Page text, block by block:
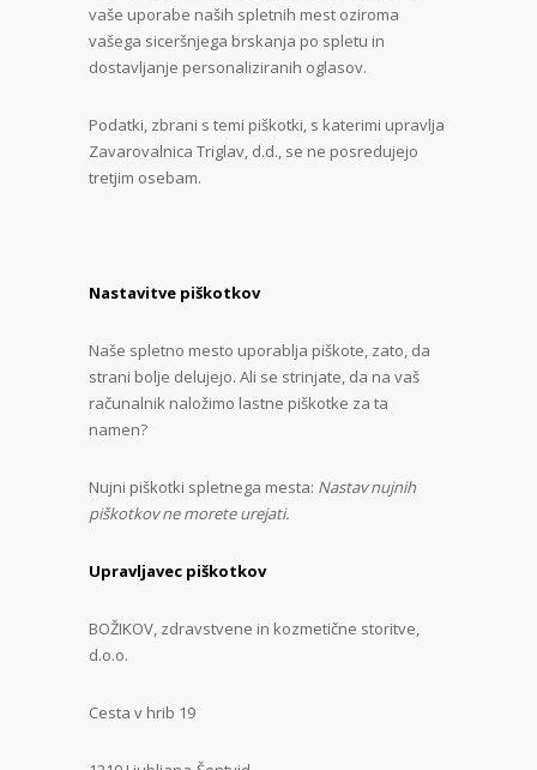
vaše uporabe naših spletnih mest oziroma
vašega siceršnjega brskanja po spletu in
dostavljanje personaliziranih oglasov.
Podatki, zbrani s temi piškotki, s katerimi upravlja
Zavarovalnica Triglav, d.d., se ne posredujejo
tretjim osebam.
Nastavitve piškotkov
Naše spletno mesto uporablja piškote, zato, da
strani bolje delujejo. Ali se strinjate, da na vaš
računalnik naložimo lastne piškotke za ta
namen?
Nujni piškotki spletnega mesta: Nastav nujnih
piškotkov ne morete urejati.
Upravljavec piškotkov
BOŽIKOV, zdravstvene in kozmetične storitve,
d.o.o.
Cesta v hrib 19